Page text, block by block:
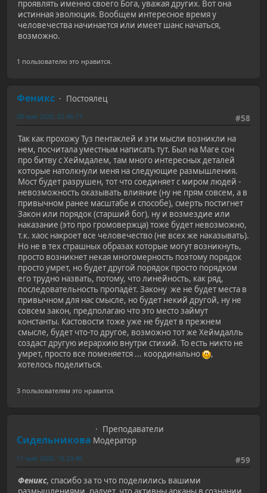
проявлять именно своего Бога, уважая других. Вот она
истинная эволюция. Вообщем интересное время у
человечества начинается или имеет шанс начаться,
возможно.
1 пользователю это нравится.
Феникс
Постоялец
#58
08 мая 2020, 02:46:17
Так как прохожу Туз пентаклей и эти мысли возникли на
нем, посчитала уместным написать тут. Был на Маге сон
про битву с Хеймдалем, там много интересных деталей
которые натолкнули меня на следующие размышления.
Мост будет разрушен, тот что соединяет с миром людей -
невозможность оказывать влияние (ну не прям совсем, а в
привычном ранее масштабе и способе), смерть постигнет
Закон или порядок (старший бог), ну и возмездие или
наказание (это про громовержца) тоже будет невозможно,
т.к. хаос накроет все человечество (не всех же наказывать).
Но не в тех страшных образах которые могут возникнуть,
просто возникнет некая многомерность поэтому порядок
просто умрет, но будет другой порядок просто порядком
его трудно назвать, потому, что линейность, как ряд,
последовательность пропадёт. Закону же не будет места в
привычном для нас смысле, но будет некий другой, ну не
совсем закон, предполагаю что это место займут
константы. Кастовости тоже уже не будет в прежнем
смысле, будет что-то другое, возможно тот же Хеймдалль
создаст другую иерархию внутри стихий. То есть никто не
умрет, просто все поменяется ... координально
,
хотелось поделиться.
3 пользователям это нравится.
Сидельникова
Преподаватели
Модератор
#59
11 мая 2020, 16:23:46
Феникс, спасибо за то что поделились вашими